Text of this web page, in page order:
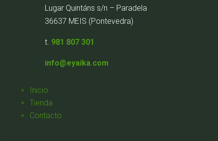
Lugar Quintáns s/n – Paradela
36637 MEIS (Pontevedra)
t. 981 807 301
info@eyaika.com
Inicio
Tienda
Contacto